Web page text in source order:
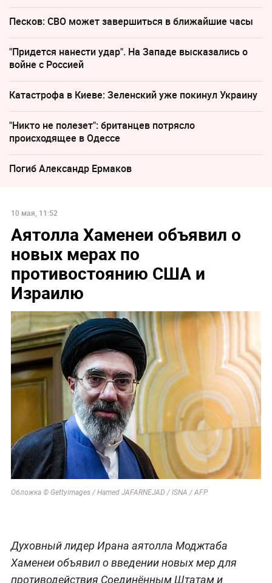
Песков: СВО может завершиться в ближайшие часы
"Придется нанести удар". На Западе высказались о
войне с Россией
Катастрофа в Киеве: Зеленский уже покинул Украину
"Никто не полезет": британцев потрясло
происходящее в Одессе
Погиб Александр Ермаков
10 мая, 11:52
Аятолла Хаменеи объявил о
новых мерах по
противостоянию США и
Израилю
Обложка © Gettyimages / Hamed JAFARNEJAD / ISNA / AFP
Духовный лидер Ирана аятолла Моджтаба
Хаменеи объявил о введении новых мер для
противодействия Соединённым Штатам и